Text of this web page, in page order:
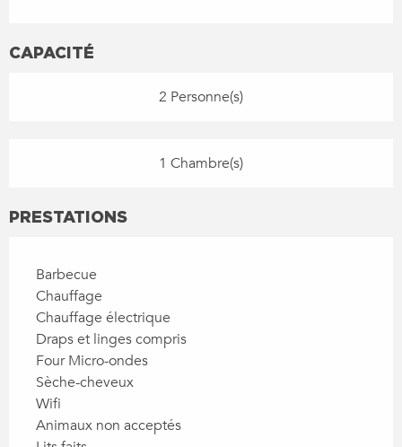
CAPACITÉ
2 Personne(s)
1 Chambre(s)
PRESTATIONS
Barbecue
Chauffage
Chauffage électrique
Draps et linges compris
Four Micro-ondes
Sèche-cheveux
Wifi
Animaux non acceptés